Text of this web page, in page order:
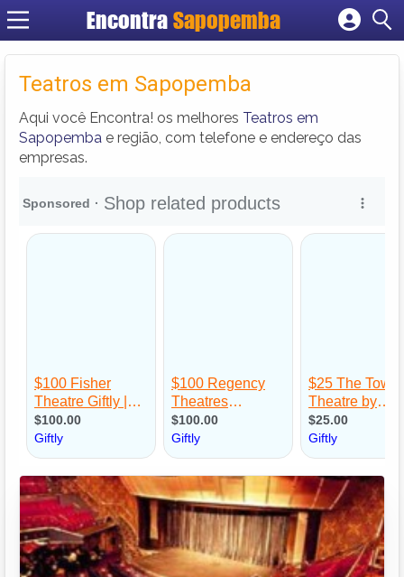
Encontra Sapopemba
Cadastrar empresa
Criar conta
Teatros em Sapopemba
Aqui você Encontra! os melhores Teatros em
Sapopemba e região, com telefone e endereço das
empresas.